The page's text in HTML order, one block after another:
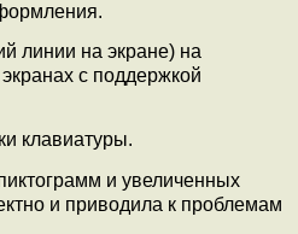
линии на экране) на
с поддержкой
клавиатуры.
и увеличенных
и приводила к проблемам